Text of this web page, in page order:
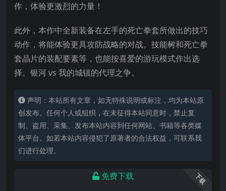
作，体验更激烈的力量！
此外，本作中全新装备在左手的死亡拳套所做出的技巧
动作，将能体验更具攻防战略的对战。技能树和死亡拳
套晶片的装配要素等，也能按喜爱的游玩模式作出选
择。银河 vs 我的城镇的代理之争。
声明：本站所有文章，如无特殊说明或标注，均为本站原
创发布。任何个人或组织，在未征得本站同意时，禁止复
制、盗用、采集、发布本站内容到任何网站、书籍等各类媒
体平台。如若本站内容侵犯了原著者的合法权益，可联系我
们进行处理。
下载
免费下载